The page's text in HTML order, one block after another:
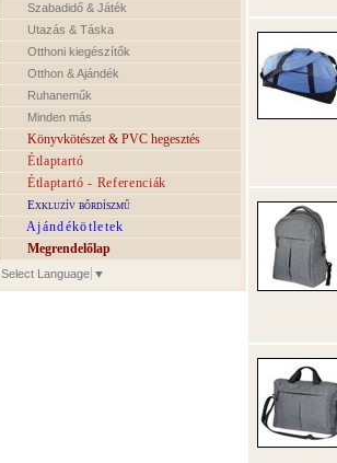
Szabadidő & Játék
Utazás & Táska
Otthoni kiegészítők
Otthon & Ajándék
Ruhaneműk
Minden más
Könyvkötészet & PVC hegesztés
Étlaptartó
Étlaptartó - Referenciák
Exkluzív bőrdíszmű
Ajándékötletek
Megrendelőlap
Select Language ▼